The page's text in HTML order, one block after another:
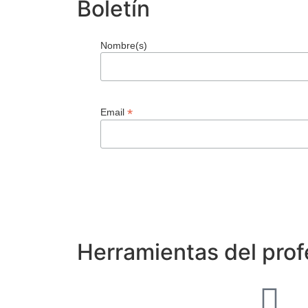
Boletín
Nombre(s)
Email *
Herramientas del